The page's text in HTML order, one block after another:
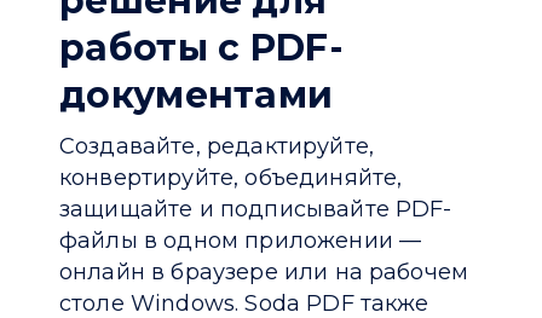
работы с PDF-
документами
Создавайте, редактируйте,
конвертируйте, объединяйте,
защищайте и подписывайте PDF-
файлы в одном приложении —
онлайн в браузере или на рабочем
столе Windows. Soda PDF также